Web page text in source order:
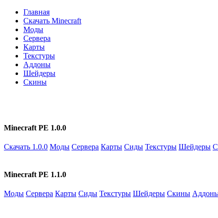
Главная
Скачать Minecraft
Моды
Сервера
Карты
Текстуры
Аддоны
Шейдеры
Скины
Minecraft PE 1.0.0
Скачать 1.0.0 Моды Сервера Карты Сиды Текстуры Шейдеры
Minecraft PE 1.1.0
Моды Сервера Карты Сиды Текстуры Шейдеры Скины